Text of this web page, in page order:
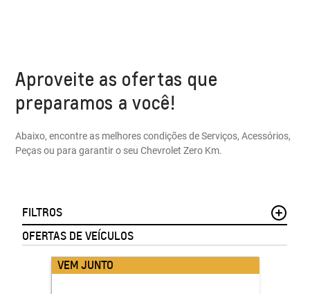
Aproveite as ofertas que
preparamos a você!
Abaixo, encontre as melhores condições de Serviços, Acessórios,
Peças ou para garantir o seu Chevrolet Zero Km.